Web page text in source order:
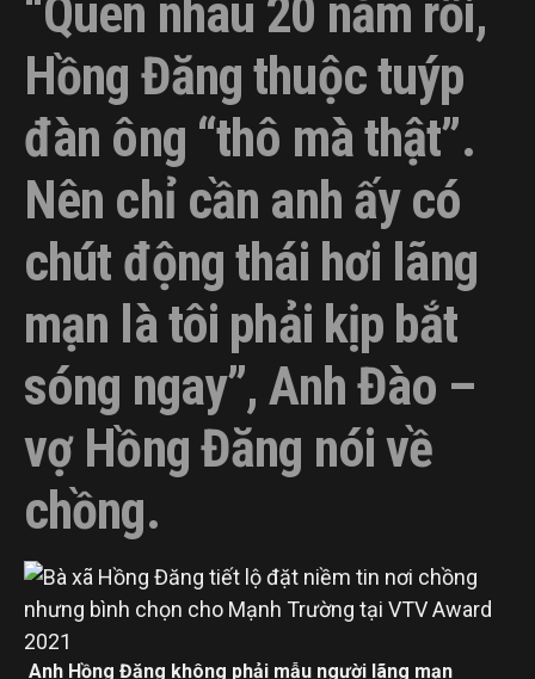
“Quen nhau 20 năm rồi,
Hồng Đăng thuộc tuýp
đàn ông “thô mà thật”.
Nên chỉ cần anh ấy có
chút động thái hơi lãng
mạn là tôi phải kịp bắt
sóng ngay”, Anh Đào –
vợ Hồng Đăng nói về
chồng.
Anh Hồng Đăng không phải mẫu người lãng mạn